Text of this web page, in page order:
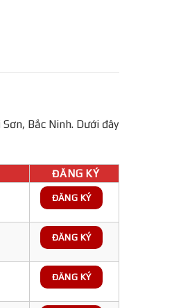
Bắc Ninh. Dưới đây
ĐĂNG KÝ
ĐĂNG KÝ
ĐĂNG KÝ
ĐĂNG KÝ